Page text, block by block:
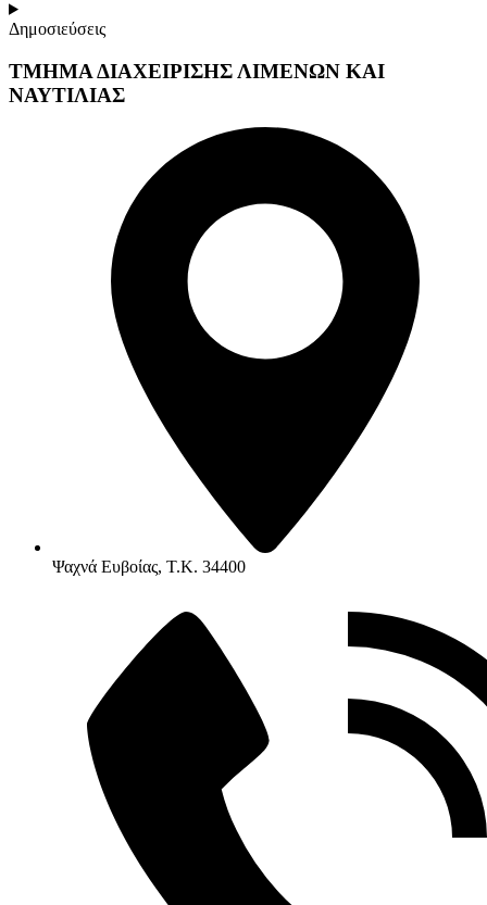
Δημοσιεύσεις
ΤΜΗΜΑ ΔΙΑΧΕΙΡΙΣΗΣ ΛΙΜΕΝΩΝ ΚΑΙ
ΝΑΥΤΙΛΙΑΣ
Ψαχνά Ευβοίας, Τ.Κ. 34400